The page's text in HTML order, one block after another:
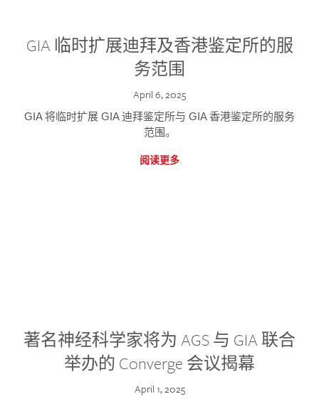
GIA 临时扩展迪拜及香港鉴定所的服
务范围
April 6, 2025
GIA 将临时扩展 GIA 迪拜鉴定所与 GIA 香港鉴定所的服务
范围。
阅读更多
著名神经科学家将为 AGS 与 GIA 联合
举办的 Converge 会议揭幕
April 1, 2025